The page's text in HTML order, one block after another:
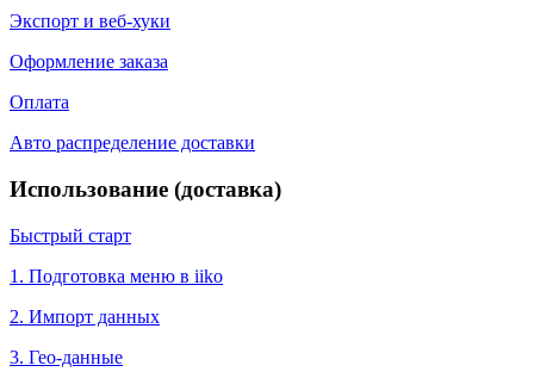
Экспорт и веб-хуки
Оформление заказа
Оплата
Авто распределение доставки
Использование (доставка)
Быстрый старт
1. Подготовка меню в iiko
2. Импорт данных
3. Гео-данные